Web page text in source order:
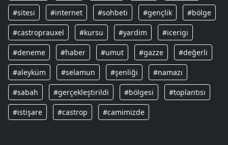
#sitesi #internet #sohbeti #gençlik #bölge
#castroprauxel #kursu #yardim #icerigi
#deneme #haber #umut #gazze #değerli
#aleyküm #selamun #şenliği #namazı
#sabah #gerçekleştirildi #bölgesi #toplantısı
#istişare #castrop #camimizde